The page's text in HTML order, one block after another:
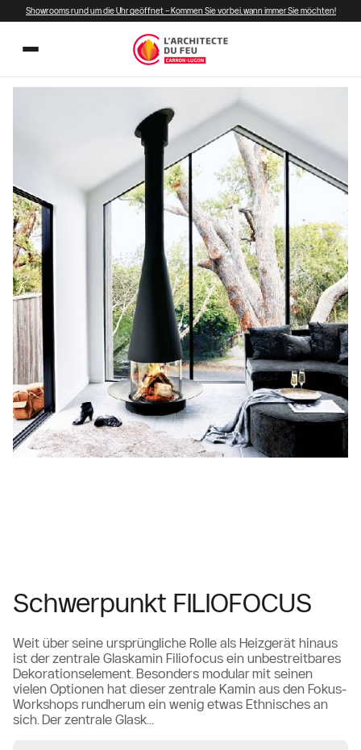
Showrooms rund um die Uhr geöffnet – Kommen Sie vorbei, wann immer Sie möchten!
Schwerpunkt FILIOFOCUS
Weit über seine ursprüngliche Rolle als Heizgerät hinaus
ist der zentrale Glaskamin Filiofocus ein unbestreitbares
Dekorationselement. Besonders modular mit seinen
vielen Optionen hat dieser zentrale Kamin aus den Fokus-
Workshops rundherum ein wenig etwas Ethnisches an
sich. Der zentrale Glask...